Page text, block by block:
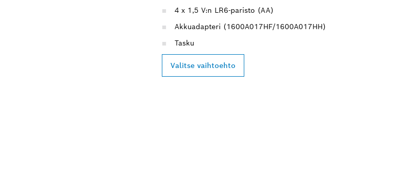
4 x 1,5 V:n LR6-paristo (AA)
Akkuadapteri (1600A017HF/1600A017HH)
Tasku
Valitse vaihtoehto